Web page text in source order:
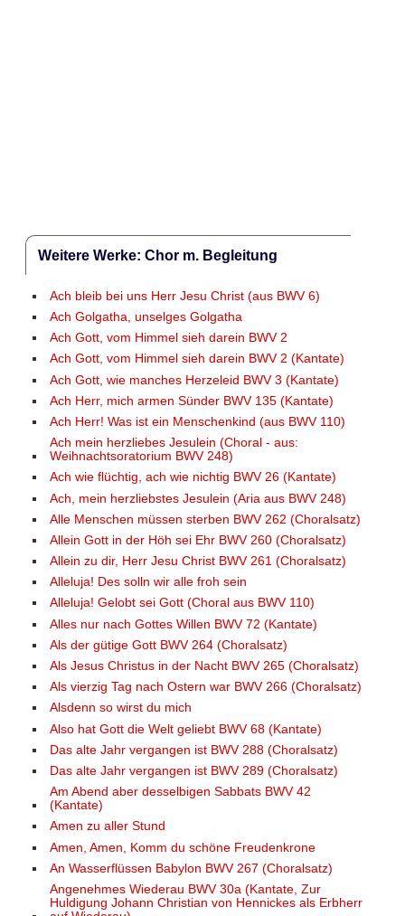
Weitere Werke: Chor m. Begleitung
Ach bleib bei uns Herr Jesu Christ (aus BWV 6)
Ach Golgatha, unselges Golgatha
Ach Gott, vom Himmel sieh darein BWV 2
Ach Gott, vom Himmel sieh darein BWV 2 (Kantate)
Ach Gott, wie manches Herzeleid BWV 3 (Kantate)
Ach Herr, mich armen Sünder BWV 135 (Kantate)
Ach Herr! Was ist ein Menschenkind (aus BWV 110)
Ach mein herzliebes Jesulein (Choral - aus:
Weihnachtsoratorium BWV 248)
Ach wie flüchtig, ach wie nichtig BWV 26 (Kantate)
Ach, mein herzliebstes Jesulein (Aria aus BWV 248)
Alle Menschen müssen sterben BWV 262 (Choralsatz)
Allein Gott in der Höh sei Ehr BWV 260 (Choralsatz)
Allein zu dir, Herr Jesu Christ BWV 261 (Choralsatz)
Alleluja! Des solln wir alle froh sein
Alleluja! Gelobt sei Gott (Choral aus BWV 110)
Alles nur nach Gottes Willen BWV 72 (Kantate)
Als der gütige Gott BWV 264 (Choralsatz)
Als Jesus Christus in der Nacht BWV 265 (Choralsatz)
Als vierzig Tag nach Ostern war BWV 266 (Choralsatz)
Alsdenn so wirst du mich
Also hat Gott die Welt geliebt BWV 68 (Kantate)
Das alte Jahr vergangen ist BWV 288 (Choralsatz)
Das alte Jahr vergangen ist BWV 289 (Choralsatz)
Am Abend aber desselbigen Sabbats BWV 42
(Kantate)
Amen zu aller Stund
Amen, Amen, Komm du schöne Freudenkrone
An Wasserflüssen Babylon BWV 267 (Choralsatz)
Angenehmes Wiederau BWV 30a (Kantate, Zur
Huldigung Johann Christian von Hennickes als Erbherr